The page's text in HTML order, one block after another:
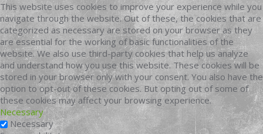
This website uses cookies to improve your experience while you
navigate through the website. Out of these, the cookies that are
categorized as necessary are stored on your browser as they
are essential for the working of basic functionalities of the
website. We also use third-party cookies that help us analyze
and understand how you use this website. These cookies will be
stored in your browser only with your consent. You also have the
option to opt-out of these cookies. But opting out of some of
these cookies may affect your browsing experience.
Necessary
Necessary